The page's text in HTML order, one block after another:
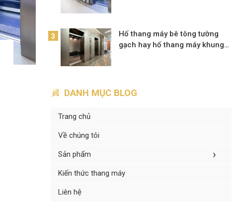
Hố thang máy bê tông tường
gạch hay hố thang máy khung
DANH MỤC BLOG
Trang chủ
Về chúng tôi
Sản phẩm ›
Kiến thức thang máy
Liên hệ